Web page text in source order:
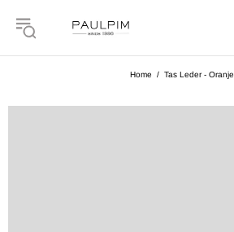
Home Tas Leder - Oranje